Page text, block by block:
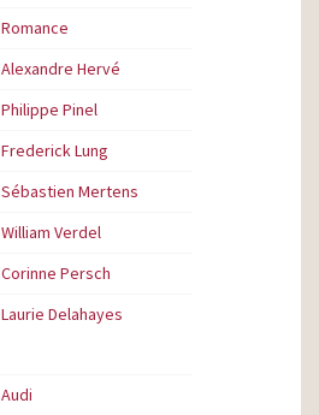
Romance
Alexandre Hervé
Philippe Pinel
Frederick Lung
Sébastien Mertens
William Verdel
Corinne Persch
Laurie Delahayes
Audi